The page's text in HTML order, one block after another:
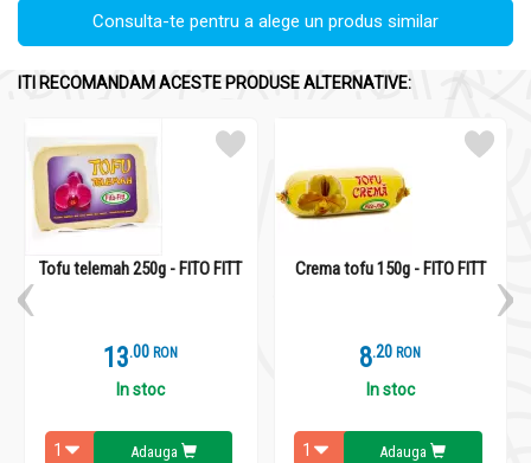
Consulta-te pentru a alege un produs similar
ITI RECOMANDAM ACESTE PRODUSE ALTERNATIVE:
Tofu telemah 250g - FITO FITT
13.0 RON
In stoc
Adauga
Crema tofu 150g - FITO FITT
8.2 RON
In stoc
Adauga